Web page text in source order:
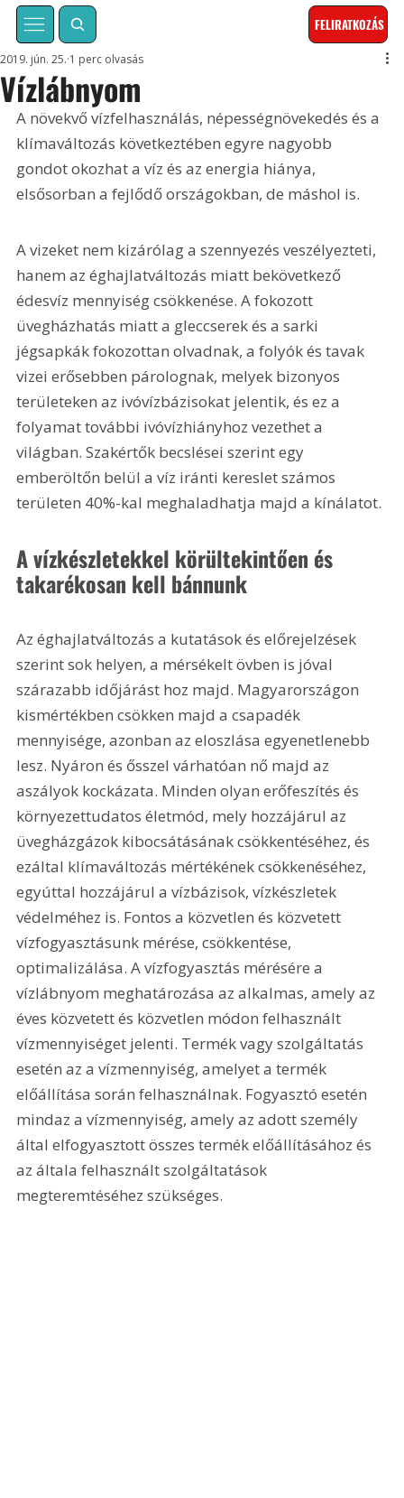
FELIRATKOZÁS
Vízlábnyom
2019. jún. 25. 1 perc olvasás
A növekvő vízfelhasználás, népességnövekedés és a
klímaváltozás következtében egyre nagyobb
gondot okozhat a víz és az energia hiánya,
elsősorban a fejlődő országokban, de máshol is.
A vizeket nem kizárólag a szennyezés veszélyezteti,
hanem az éghajlatváltozás miatt bekövetkező
édesvíz mennyiség csökkenése. A fokozott
üvegházhatás miatt a gleccserek és a sarki
jégsapkák fokozottan olvadnak, a folyók és tavak
vizei erősebben párolognak, melyek bizonyos
területeken az ivóvízbázisokat jelentik, és ez a
folyamat további ivóvízhiányhoz vezethet a
világban. Szakértők becslései szerint egy
emberöltőn belül a víz iránti kereslet számos
területen 40%-kal meghaladhatja majd a kínálatot.
A vízkészletekkel körültekintően és
takarékosan kell bánnunk
Az éghajlatváltozás a kutatások és előrejelzések
szerint sok helyen, a mérsékelt övben is jóval
szárazabb időjárást hoz majd. Magyarországon
kismértékben csökken majd a csapadék
mennyisége, azonban az eloszlása egyenetlenebb
lesz. Nyáron és ősszel várhatóan nő majd az
aszályok kockázata. Minden olyan erőfeszítés és
környezettudatos életmód, mely hozzájárul az
üvegházgázok kibocsátásának csökkentéséhez, és
ezáltal klímaváltozás mértékének csökkenéséhez,
egyúttal hozzájárul a vízbázisok, vízkészletek
védelméhez is. Fontos a közvetlen és közvetett
vízfogyasztásunk mérése, csökkentése,
optimalizálása. A vízfogyasztás mérésére a
vízlábnyom meghatározása az alkalmas, amely az
éves közvetett és közvetlen módon felhasznált
vízmennyiséget jelenti. Termék vagy szolgáltatás
esetén az a vízmennyiség, amelyet a termék
előállítása során felhasználnak. Fogyasztó esetén
mindaz a vízmennyiség, amely az adott személy
által elfogyasztott összes termék előállításához és
az általa felhasznált szolgáltatások
megteremtéséhez szükséges.